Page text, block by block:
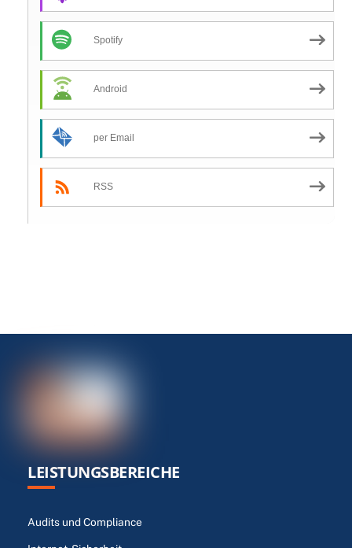
Spotify
Android
per Email
RSS
LEISTUNGSBEREICHE
Audits und Compliance